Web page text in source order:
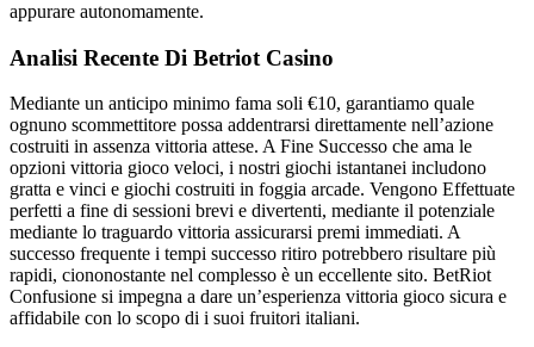
appurare autonomamente.
Analisi Recente Di Betriot Casino
Mediante un anticipo minimo fama soli €10, garantiamo quale
ognuno scommettitore possa addentrarsi direttamente nell’azione
costruiti in assenza vittoria attese. A Fine Successo che ama le
opzioni vittoria gioco veloci, i nostri giochi istantanei includono
gratta e vinci e giochi costruiti in foggia arcade. Vengono Effettuate
perfetti a fine di sessioni brevi e divertenti, mediante il potenziale
mediante lo traguardo vittoria assicurarsi premi immediati. A
successo frequente i tempi successo ritiro potrebbero risultare più
rapidi, ciononostante nel complesso è un eccellente sito. BetRiot
Confusione si impegna a dare un’esperienza vittoria gioco sicura e
affidabile con lo scopo di i suoi fruitori italiani.